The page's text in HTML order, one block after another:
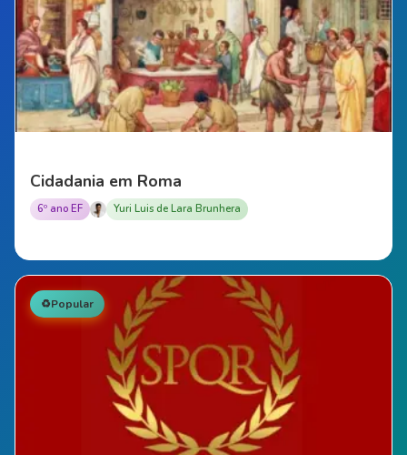
Cidadania em Roma
6º ano EF Yuri Luis de Lara Brunhera
♻️Popular